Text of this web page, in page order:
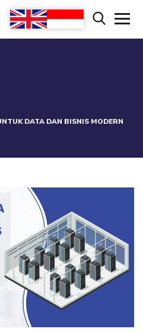
DATA DAN BISNIS MODERN